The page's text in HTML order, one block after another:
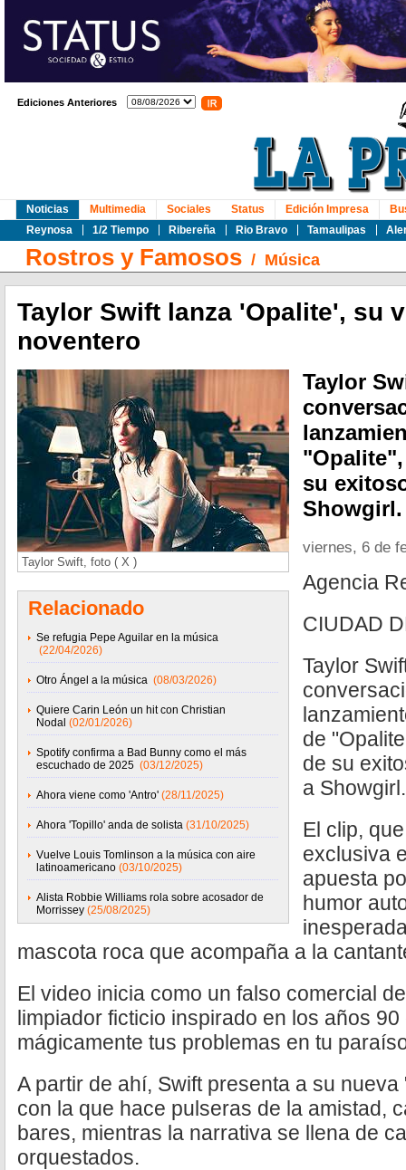
Ediciones Anteriores
Noticias
Reynosa
1/2 Tiempo Ribereña Rio Bravo Tamaulipas
Multimedia Sociales Status Edición Impresa
Rostros y Famosos / Música
Taylor Swift lanza 'Opalite', su
noventero
Taylor Swift, foto ( X )
Relacionado
Se refugia Pepe Aguilar en la música
(22/04/2026)
Otro Ángel a la música (08/03/2026)
Quiere Carin León un hit con Christian
Nodal (02/01/2026)
Spotify confirma a Bad Bunny como el más
escuchado de 2025 (03/12/2025)
Ahora viene como 'Antro' (28/11/2025)
Ahora 'Topillo' anda de solista (31/10/2025)
Vuelve Louis Tomlinson a la música con aire
latinoamericano (03/10/2025)
Alista Robbie Williams rola sobre acosador de
Morrissey (25/08/2025)
Taylor
su
Showgirl.
viernes, 6 de
Agencia
CIUDAD
Taylor
de
de su
a Showgirl.
El clip,
exclusiva
apuesta
humor
mascota roca que acompaña a la
El video inicia como un falso comercial
limpiador ficticio inspirado en los años
mágicamente tus problemas en tu
A partir de ahí, Swift presenta a su
con la que hace pulseras de la amistad,
bares, mientras la narrativa se llena de
orquestados.